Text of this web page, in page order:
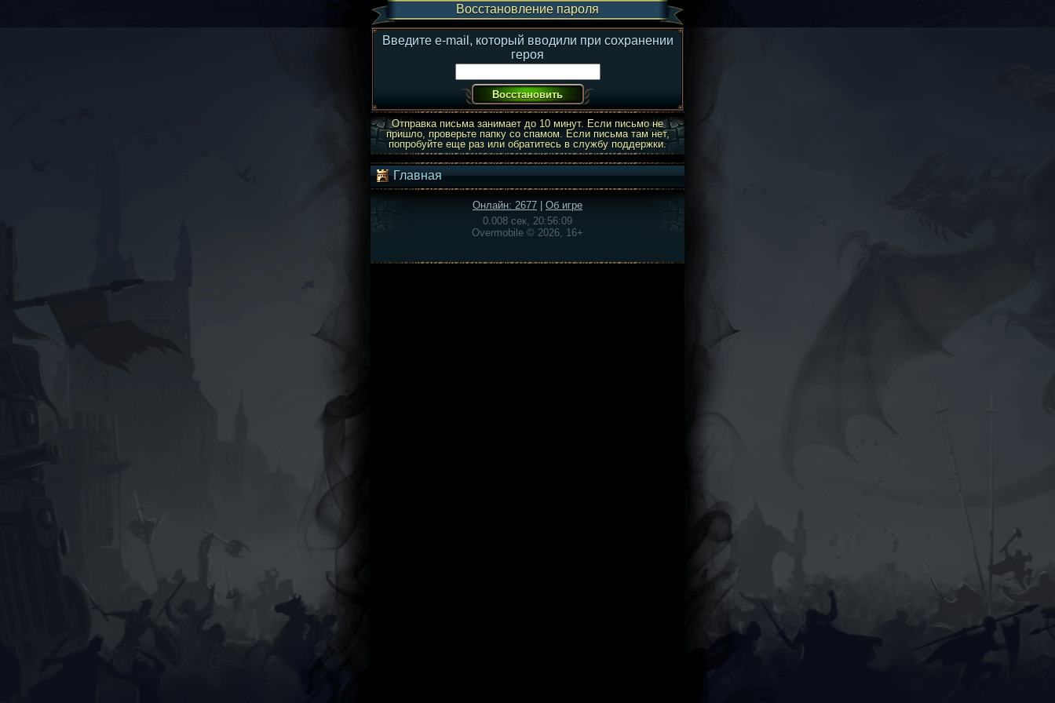
Восстановление пароля
Введите e-mail, который вводили при сохранении
героя
Отправка письма занимает до 10 минут. Если письмо не
пришло, проверьте папку со спамом. Если письма там нет,
попробуйте еще раз или обратитесь в службу поддержки.
Главная
Онлайн: 2677
Об игре
0.008 сек, 20:56:09
Overmobile © 2026, 16+